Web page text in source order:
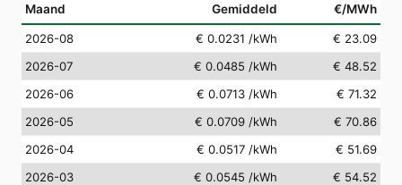
Maand Gemiddeld €/MWh
2026-08 € 0.0231 /kWh
€ 23.09
2026-07
€ 0.0485 /kWh
€ 48.52
2026-06
€ 0.0713 /kWh
€ 71.32
2026-05
€ 0.0709 /kWh
€ 70.86
2026-04
€ 0.0517 /kWh
€ 51.69
2026-03
€ 0.0545 /kWh
€ 54.52